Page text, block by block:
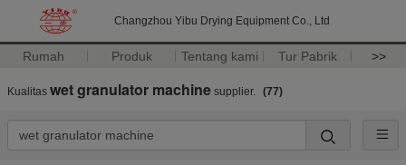
Changzhou Yibu Drying Equipment Co., Ltd
Rumah Produk Tentang kami Tur Pabrik >>
Kualitas wet granulator machine supplier. (77)